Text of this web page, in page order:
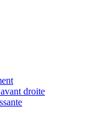
droite